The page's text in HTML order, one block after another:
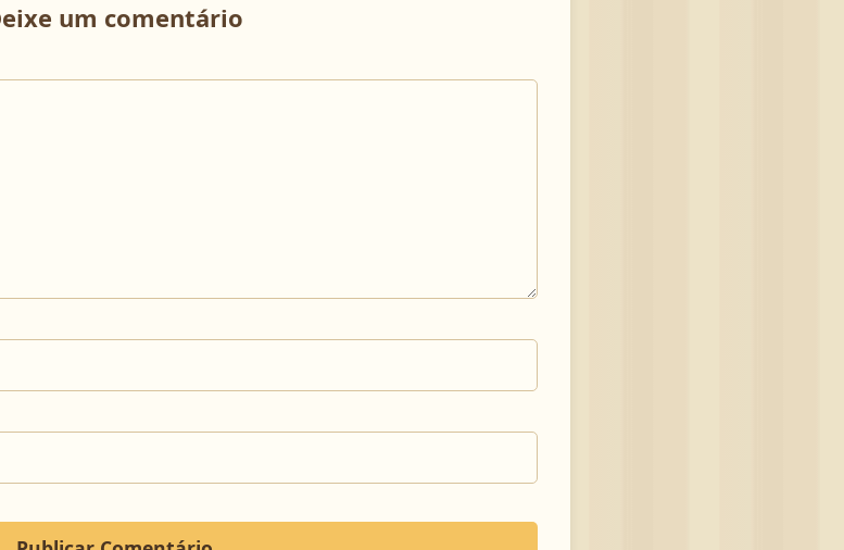
um comentário